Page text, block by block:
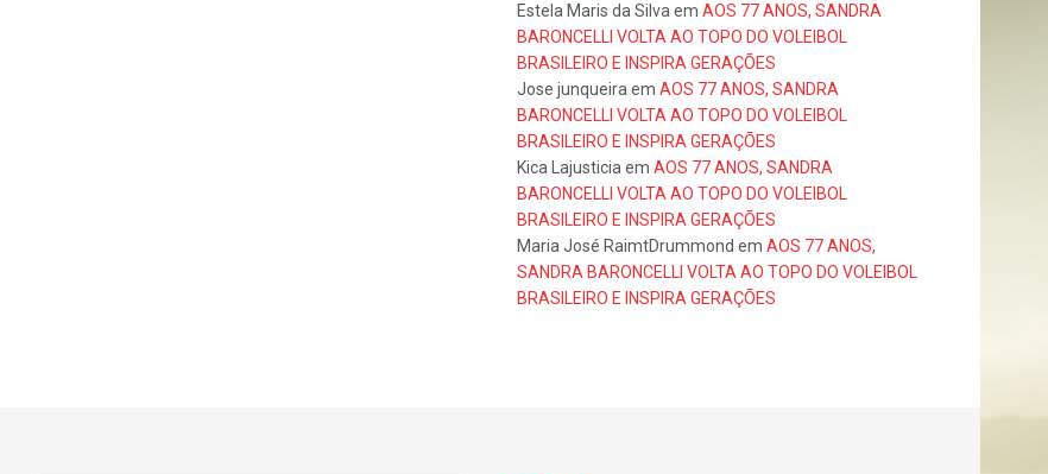
Estela Maris da Silvaem AOS 77 ANOS, SANDRA
BARONCELLI VOLTA AO TOPO DO VOLEIBOL
BRASILEIRO E INSPIRA GERAÇÕES
Jose junqueiraem AOS 77 ANOS, SANDRA
BARONCELLI VOLTA AO TOPO DO VOLEIBOL
BRASILEIRO E INSPIRA GERAÇÕES
Kica Lajusticiaem AOS 77 ANOS, SANDRA
BARONCELLI VOLTA AO TOPO DO VOLEIBOL
BRASILEIRO E INSPIRA GERAÇÕES
Maria José RaimtDrummond em AOS 77 ANOS,
SANDRA BARONCELLI VOLTA AO TOPO DO VOLEIBOL
BRASILEIRO E INSPIRA GERAÇÕES